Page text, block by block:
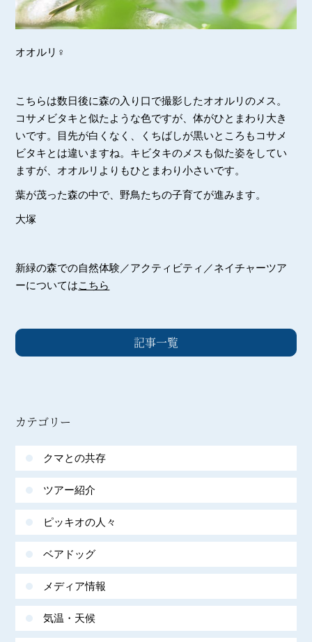
オオルリ♀
こちらは数日後に森の入り口で撮影したオオルリのメス。
コサメビタキと似たような色ですが、体がひとまわり大き
いです。目先が白くなく、くちばしが黒いところもコサメ
ビタキとは違いますね。キビタキのメスも似た姿をしてい
ますが、オオルリよりもひとまわり小さいです。
葉が茂った森の中で、野鳥たちの子育てが進みます。
大塚
新緑の森での自然体験／アクティビティ／ネイチャーツア
ーについてはこちら
記事一覧
カテゴリー
クマとの共存
ツアー紹介
ピッキオの人々
ベアドッグ
メディア情報
気温・天候